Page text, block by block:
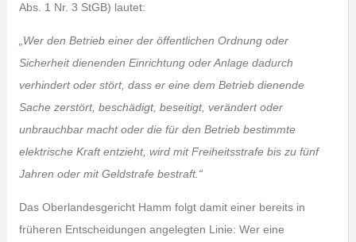
Abs. 1 Nr. 3 StGB) lautet:
„Wer den Betrieb einer der öffentlichen Ordnung oder
Sicherheit dienenden Einrichtung oder Anlage dadurch
verhindert oder stört, dass er eine dem Betrieb dienende
Sache zerstört, beschädigt, beseitigt, verändert oder
unbrauchbar macht oder die für den Betrieb bestimmte
elektrische Kraft entzieht, wird mit Freiheitsstrafe bis zu fünf
Jahren oder mit Geldstrafe bestraft.“
Das Oberlandesgericht Hamm folgt damit einer bereits in
früheren Entscheidungen angelegten Linie: Wer eine